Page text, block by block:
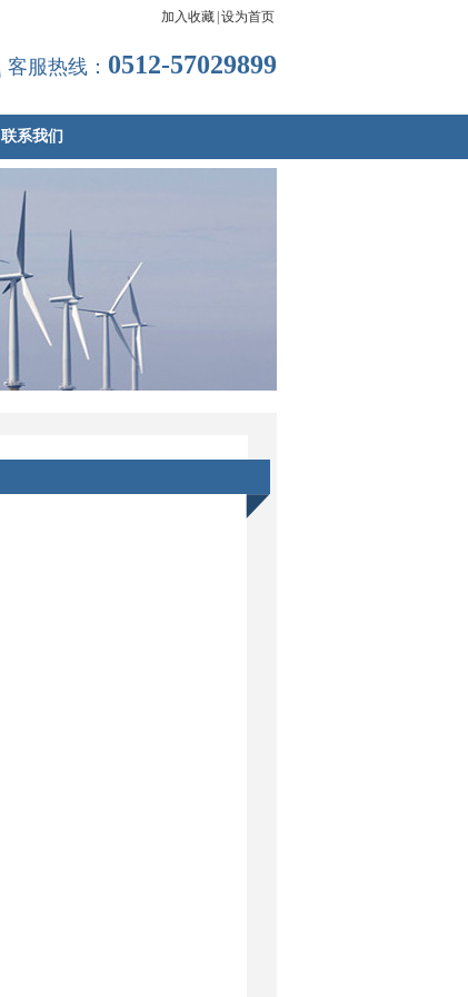
加入收藏 设为首页
客服热线： 0512-57029899
联系我们